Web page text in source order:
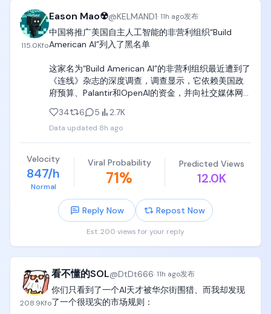
回升，整体仍偏弱。
Q1 2027指引103-108亿美元，略低于部分预期的111
平已经显著高于英伟达，存储正在从周期股变成结构
性成长股。
营收78亿美元，超预期约15%，同比增长92%，
但资本支出一个季度暴增至184亿美元，几乎全砸在AI
基建上，更大的压力是今天禁售期到期，最多约20%
相关股份解锁涌入市场。Raymond James维持强烈买
入评级和800美元目标价，但短期抛压难以避免。
微软AI收入的真实构成曝光
据Bloomberg，微软截至6月的财年中，OpenAI贡献
了241亿美元营收，占微软实际AI收入的约70%。这个
数字第一次揭开了微软AI增长和基础设施投入之间的真
实关联深度。
115.0Kfo
Eason Mao☢@KELMAND1·11h ago发布
中国将推广美国自主人工智能的非营利组织“Build
American AI”列入了黑名单
这家名为“Build American AI”的非营利组织最近遭到了
《连线》杂志的深度调查，调查显示，它依赖美国政
府预算、Palantir和OpenAI的资金，并向社交媒体网
和问题的虚假信息。
“我们推广本国人工智能”和“我们花钱教人如何诋毁竞
争对手”之间有着天壤之别。
将所有来自美国的非营利组织和公共机构全部列入黑
名单肯定没有一个冤枉的，因为这正是它们存在的意
义。
34 6 5 2.7K
Data updated 8h ago
Velocity
847/h
Normal
Viral Probability
71%
Predicted Views
12.0K
Reply Now Repost Now
Est. 200 views for your reply
208.9Kfo
看不懂的SOL@DtDt666·11h ago发布
你们只看到了一个AI天才被华尔街围猎、而我却发现
了一个很现实的市场规则：